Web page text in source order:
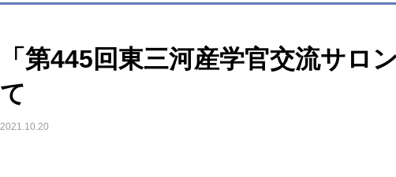
「第445回東三河産学官交流サロ
て
2021.10.20